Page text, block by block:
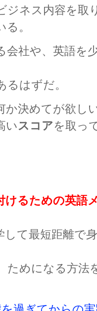
ジネス内容を取
。
会社や、英語を
はずだ。
か決めてが欲し
いスコアを取っ
けるための英語
して最短距離で
ためになる方法